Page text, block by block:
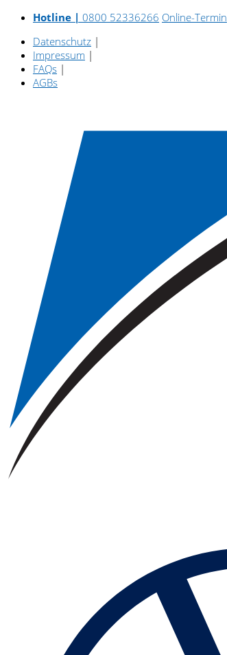
Hotline | 0800 52336266 Online-Termin
Datenschutz |
Impressum |
FAQs |
AGBs